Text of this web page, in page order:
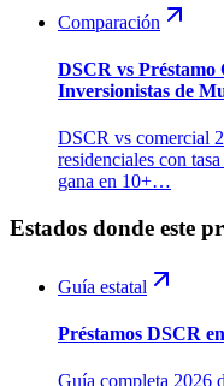
Comparación
DSCR vs Préstamo
Inversionistas de
DSCR vs comercial
residenciales con
gana en 10+…
Estados donde este
Guía estatal
Préstamos DSCR
Guía completa 2026